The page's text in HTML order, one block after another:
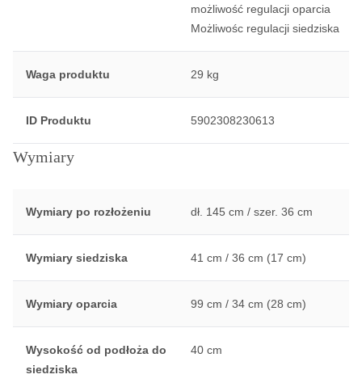
możliwość regulacji oparcia
Możliwośc regulacji siedziska
Waga produktu 29 kg
ID Produktu 5902308230613
Wymiary
Wymiary po rozłożeniu dł. 145 cm / szer. 36 cm
Wymiary siedziska 41 cm / 36 cm (17 cm)
Wymiary oparcia 99 cm / 34 cm (28 cm)
Wysokość od podłoża do
siedziska
40 cm